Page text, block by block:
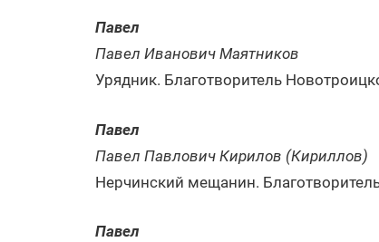
Павел
Павел Иванович Маятников
Урядник. Благотворитель
Павел
Павел Павлович Кирилов (Кириллов)
Нерчинский мещанин.
Павел